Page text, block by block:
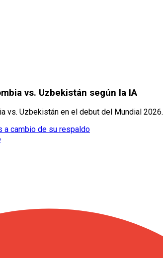
vs. Uzbekistán según la IA
vs. Uzbekistán en el debut del Mundial 2026.
a cambio de su respaldo